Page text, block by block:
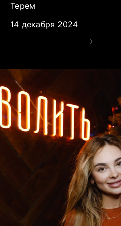
Терем
14 декабря 2024